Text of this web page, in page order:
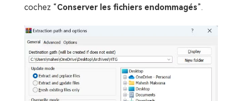
cochez “Conserver les fichiers endommagés”.